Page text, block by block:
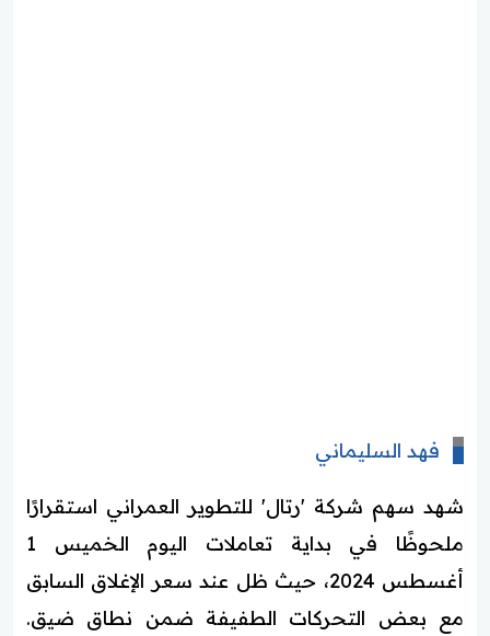
فهد السليماني
شهد سهم شركة 'رتال' للتطوير العمراني استقرارًا
ملحوظًا في بداية تعاملات اليوم الخميس 1
أغسطس 2024، حيث ظل عند سعر الإغلاق السابق
مع بعض التحركات الطفيفة ضمن نطاق ضيق.